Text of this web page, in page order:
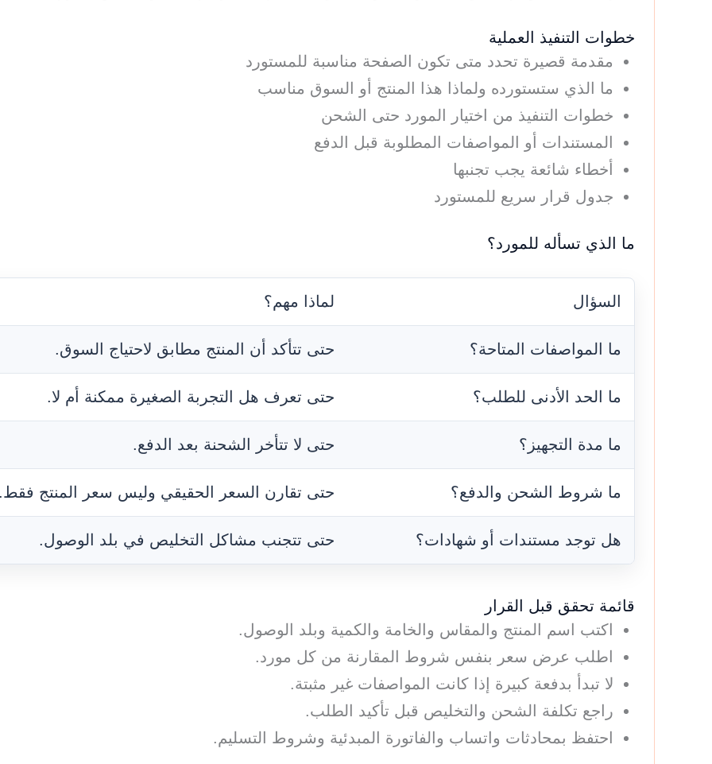
خطوات التنفيذ العملية
مقدمة قصيرة تحدد متى تكون الصفحة مناسبة للمستورد
ما الذي ستستورده ولماذا هذا المنتج أو السوق مناسب
خطوات التنفيذ من اختيار المورد حتى الشحن
المستندات أو المواصفات المطلوبة قبل الدفع
أخطاء شائعة يجب تجنبها
جدول قرار سريع للمستورد
ما الذي تسأله للمورد؟
السؤال لماذا مهم؟
ما المواصفات المتاحة؟ حتى تتأكد أن المنتج مطابق لاحتياج السوق.
ما الحد الأدنى للطلب؟ حتى تعرف هل التجربة الصغيرة ممكنة أم لا.
ما مدة التجهيز؟ حتى لا تتأخر الشحنة بعد الدفع.
ما شروط الشحن والدفع؟ حتى تقارن السعر الحقيقي وليس سعر المنتج فقط.
هل توجد مستندات أو شهادات؟ حتى تتجنب مشاكل التخليص في بلد الوصول.
قائمة تحقق قبل القرار
اكتب اسم المنتج والمقاس والخامة والكمية وبلد الوصول.
اطلب عرض سعر بنفس شروط المقارنة من كل مورد.
لا تبدأ بدفعة كبيرة إذا كانت المواصفات غير مثبتة.
راجع تكلفة الشحن والتخليص قبل تأكيد الطلب.
احتفظ بمحادثات واتساب والفاتورة المبدئية وشروط التسليم.